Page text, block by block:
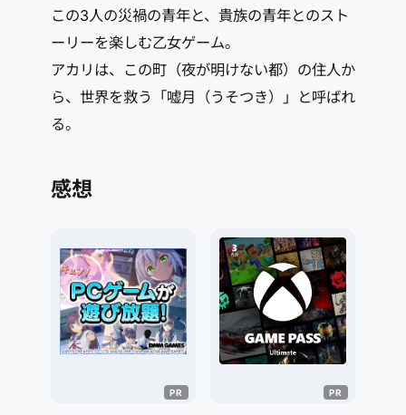
この3人の災禍の青年と、貴族の青年とのスト
ーリーを楽しむ乙女ゲーム。
アカリは、この町（夜が明けない都）の住人か
ら、世界を救う「嘘月（うそつき）」と呼ばれ
る。
感想